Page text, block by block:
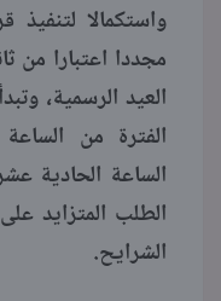
واستكمالا لتنفيذ
مجددا اعتبارا من
العيد الرسمية،
الفترة من
الساعة الحادية
الطلب المتزايد
الشرايح.